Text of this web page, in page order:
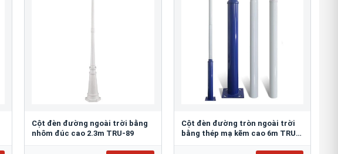
Cột đèn đường ngoài trời bằng
nhôm đúc cao 2.3m TRU-89
Cột đèn đường tròn ngoài trời
bằng thép mạ kẽm cao 6m TRU-